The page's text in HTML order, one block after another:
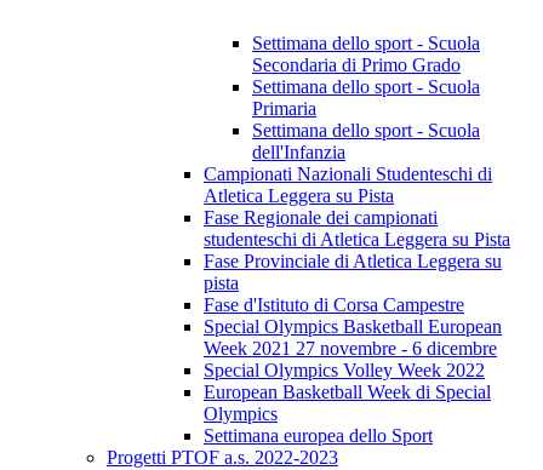
Settimana dello sport - Scuola
Secondaria di Primo Grado
Settimana dello sport - Scuola
Primaria
Settimana dello sport - Scuola
dell'Infanzia
Campionati Nazionali Studenteschi di
Atletica Leggera su Pista
Fase Regionale dei campionati
studenteschi di Atletica Leggera su Pista
Fase Provinciale di Atletica Leggera su
pista
Fase d'Istituto di Corsa Campestre
Special Olympics Basketball European
Week 2021 27 novembre - 6 dicembre
Special Olympics Volley Week 2022
European Basketball Week di Special
Olympics
Settimana europea dello Sport
Progetti PTOF a.s. 2022-2023